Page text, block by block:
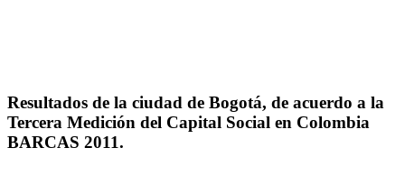
Resultados de la ciudad de Bogotá, de acuerdo a la
Tercera Medición del Capital Social en Colombia
BARCAS 2011.